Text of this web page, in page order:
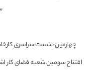
چهارمین نشست سراسری
افتتاح سومین شعبه فضای کار